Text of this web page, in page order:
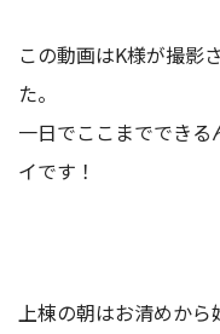
この動画はK様が撮影
た。
一日でここまででき
イです！
上棟の朝はお清めから